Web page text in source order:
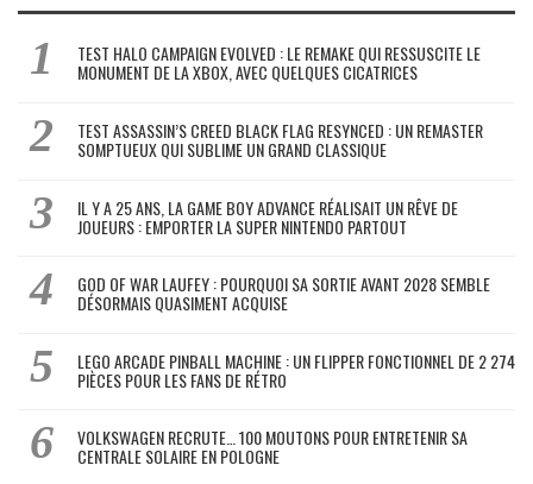
TEST HALO CAMPAIGN EVOLVED : LE REMAKE QUI RESSUSCITE LE
MONUMENT DE LA XBOX, AVEC QUELQUES CICATRICES
TEST ASSASSIN’S CREED BLACK FLAG RESYNCED : UN REMASTER
SOMPTUEUX QUI SUBLIME UN GRAND CLASSIQUE
IL Y A 25 ANS, LA GAME BOY ADVANCE RÉALISAIT UN RÊVE DE
JOUEURS : EMPORTER LA SUPER NINTENDO PARTOUT
GOD OF WAR LAUFEY : POURQUOI SA SORTIE AVANT 2028 SEMBLE
DÉSORMAIS QUASIMENT ACQUISE
LEGO ARCADE PINBALL MACHINE : UN FLIPPER FONCTIONNEL DE 2 274
PIÈCES POUR LES FANS DE RÉTRO
VOLKSWAGEN RECRUTE… 100 MOUTONS POUR ENTRETENIR SA
CENTRALE SOLAIRE EN POLOGNE